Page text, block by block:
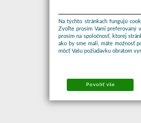
Na týchto stránkach fungujú
Zvoľte prosím Vami preferovaný
prosím na spoločnosť, ktorej
ako by sme mali, máte možnosť
môcť Vašu požiadavku obratom
Povoliť vše